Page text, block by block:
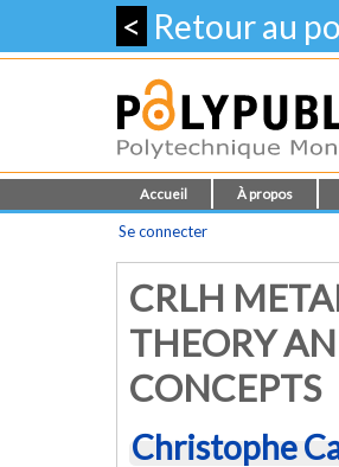
< Retour au
Accueil À propos
Se connecter
CRLH
THEORY
CONCEPTS
Christophe